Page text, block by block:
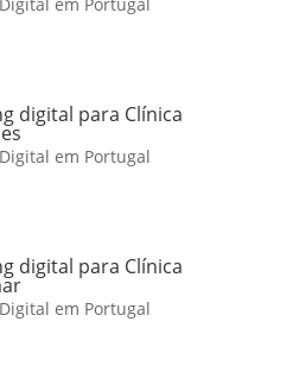
digital para Clínica
em Portugal
digital para Clínica
em Portugal